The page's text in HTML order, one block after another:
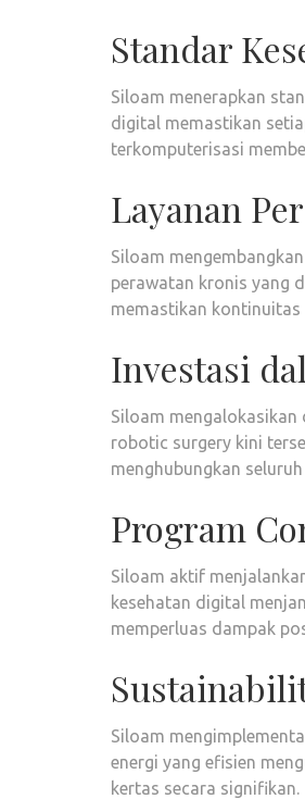
Standar
Siloam menerapkan
digital memastikan
terkomputerisasi
Layanan
Siloam
perawatan kronis yang
memastikan kontinuitas
Investasi
Siloam
robotic surgery kini
menghubungkan
Program
Siloam aktif
kesehatan digital
memperluas dampak
Siloam
energi yang efisien
kertas secara signifikan.